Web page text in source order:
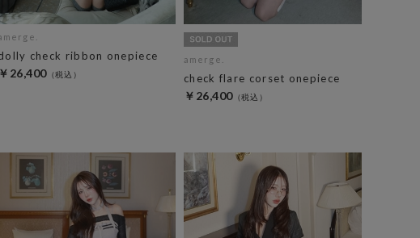
check ribbon onepiece
￥26,400
amerge.
check flare corset onepiece
￥26,400